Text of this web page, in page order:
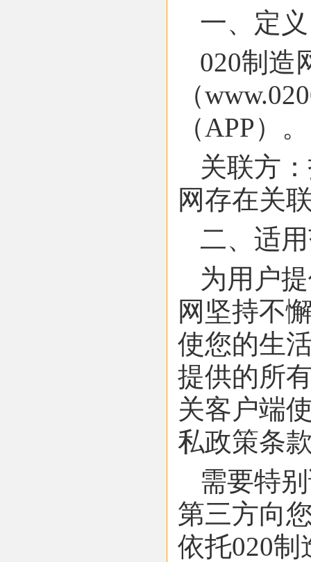
一、定义
020制造
（
（APP）。
关联方
网存在关
二、适
为用户
网坚持不
使您的生
提供的所
关客户端
私政策条
需要特
第三方向
依托020